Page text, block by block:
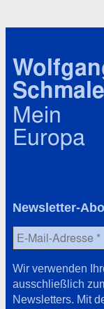
w
r
e
r
i
Schmale
Mein
Europa
Newsletter-Abo
Wir verwenden
ausschließlich
Newsletters. Mit